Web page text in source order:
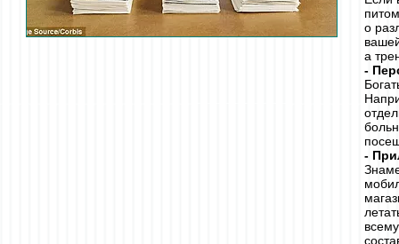
о
а
-
-